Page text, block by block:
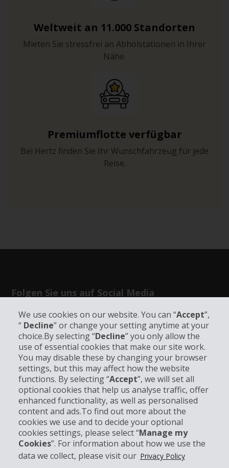
We use cookies on our website. You can “Accept”,
“ Decline” or change your setting anytime at your
choice.By selecting “Decline” you only allow the
use of essential cookies that make our site work.
You may disable these by changing your browser
settings, but this may affect how the website
functions. By selecting “Accept”, we will set all
optional cookies that help us analyse traffic, offer
enhanced functionality, as well as personalised
content and ads.To find out more about the
cookies we use and to decide your optional
cookies settings, please select “Manage my
Cookies”. For information about how we use the
data we collect, please visit our Privacy Policy
Weltweit an 11.000 Standorten
Mieten Sie stressfrei an Abholstationen in Ihrer
Nähe.
Premiumflotte verfügbar
Bei Hertz finden Sie Ihr Wunschfahrzeug für jede
Reise.
Folgen Sie uns auf Social Media
Unternehmensinformation
Partner
Kundenservice
Mieten bei Hertz